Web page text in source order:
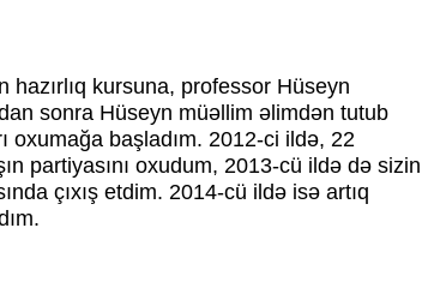
hazırlıq kursuna, professor Hüseyn
sonra Hüseyn müəllim əlimdən tutub
oxumağa başladım. 2012-ci ildə, 22
partiyasını oxudum, 2013-cü ildə də sizin
çıxış etdim. 2014-cü ildə isə artıq